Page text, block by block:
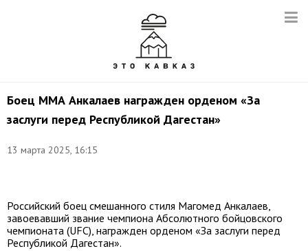
Боец ММА Анкалаев награжден орденом «За
заслуги перед Республикой Дагестан»
13 марта 2025, 16:15
Российский боец смешанного стиля Магомед Анкалаев,
завоевавший звание чемпиона Абсолютного бойцовского
чемпионата (UFC), награжден орденом «За заслуги перед
Республикой Дагестан».